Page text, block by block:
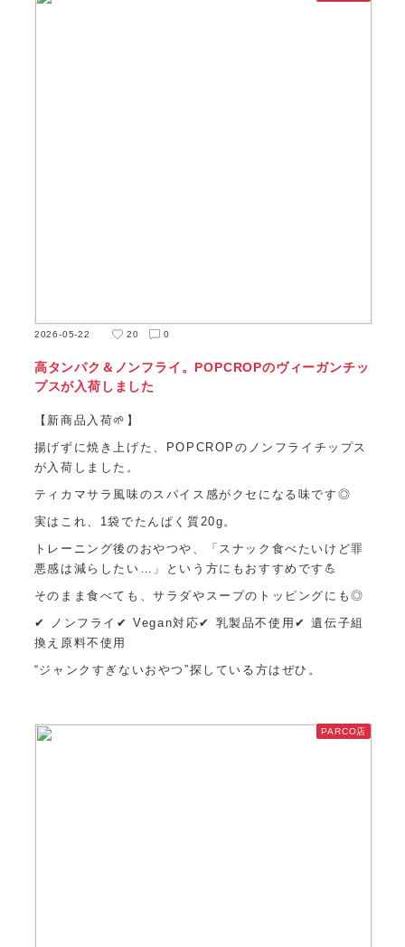
2026-05-22 20 0
高タンパク＆ノンフライ。POPCROPのヴィーガンチッ
プスが入荷しました
【新商品入荷🌱】
揚げずに焼き上げた、POPCROPのノンフライチップス
が入荷しました。
ティカマサラ風味のスパイス感がクセになる味です◎
実はこれ、1袋でたんぱく質20g。
トレーニング後のおやつや、「スナック食べたいけど罪
悪感は減らしたい…」という方にもおすすめです💪
そのまま食べても、サラダやスープのトッピングにも◎
✔ ノンフライ✔ Vegan対応✔ 乳製品不使用✔ 遺伝子組
換え原料不使用
“ジャンクすぎないおやつ”探している方はぜひ。
PARCO店